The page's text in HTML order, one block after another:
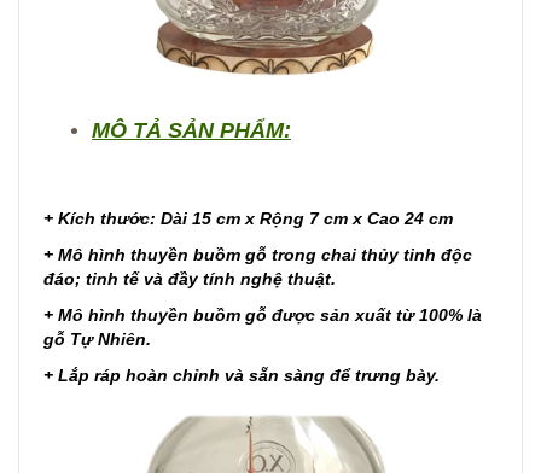
MÔ TẢ SẢN PHẨM:
+ Kích thước: Dài 15 cm x Rộng 7 cm x Cao 24 cm
+ Mô hình thuyền buồm gỗ trong chai thủy tinh độc
đáo; tinh tế và đầy tính nghệ thuật.
+ Mô hình thuyền buồm gỗ được sản xuất từ 100% là
gỗ Tự Nhiên.
+ Lắp ráp hoàn chỉnh và sẵn sàng để trưng bày.